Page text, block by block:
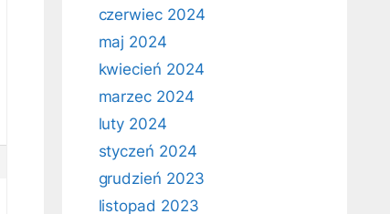
czerwiec 2024
maj 2024
kwiecień 2024
marzec 2024
luty 2024
styczeń 2024
grudzień 2023
listopad 2023